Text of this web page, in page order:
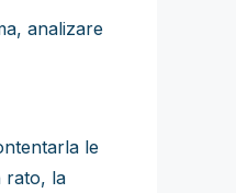
analizare
le
rato, la